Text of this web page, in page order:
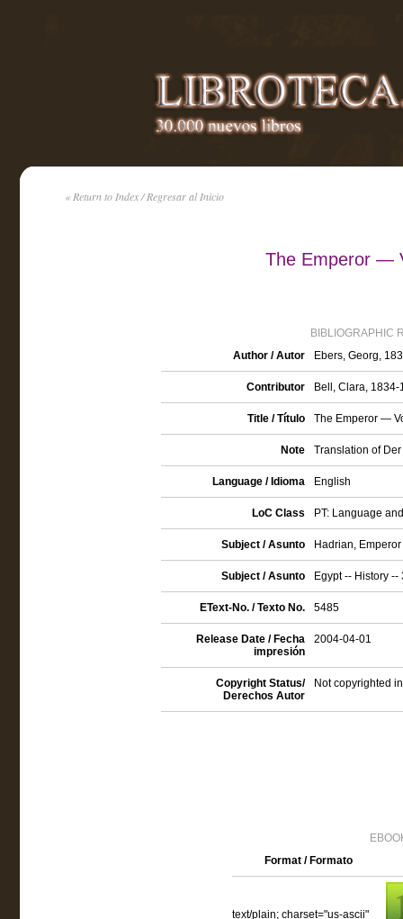
« Return to Index / Regresar al Inicio
The Emperor —
BIBLIOGRAPHIC
Author / Autor
Ebers, Georg,
Contributor Bell, Clara,
Title / Título The Emperor —
Note Translation of Der
Language / Idioma English
LoC Class PT: Language
Subject / Asunto Hadrian,
Subject / Asunto Egypt -- History --
EText-No. / Texto No. 5485
Release Date / Fecha
impresión
2004-04-01
Copyright Status/
Derechos Autor
Not copyrighted
Format / Formato
text/plain; charset="us-ascii"